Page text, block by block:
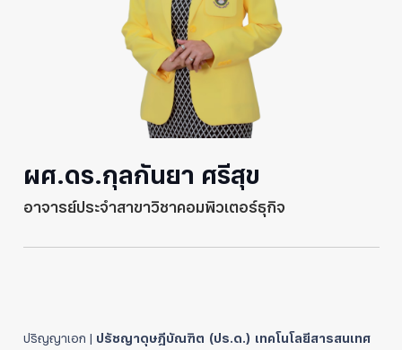
ผศ.ดร.กุลกันยา ศรีสุข
อาจารย์ประจำสาขาวิชาคอมพิวเตอร์ธุกิจ
ปริญญาเอก | ปรัชญาดุษฎีบัณฑิต (ปร.ด.) เทคโนโลยีสารสนเทศ